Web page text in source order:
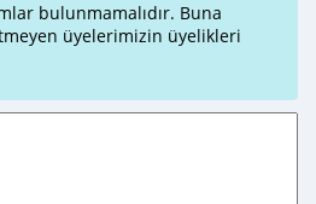
bulunmamalıdır. Buna
üyelerimizin üyelikleri